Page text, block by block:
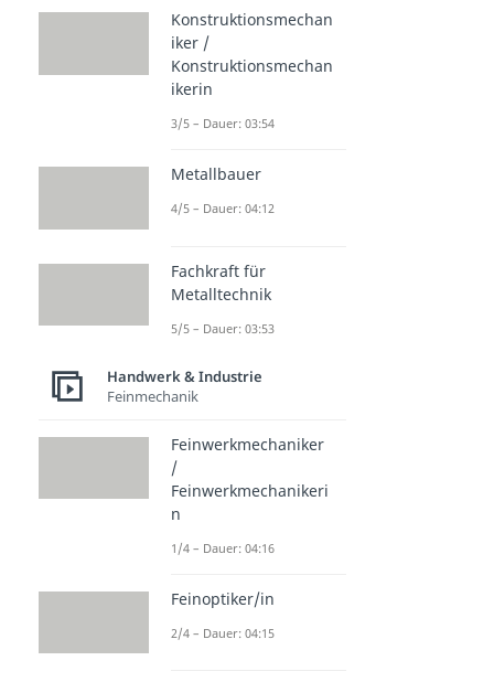
Konstruktionsmechan
iker /
Konstruktionsmechan
ikerin
3/5 – Dauer: 03:54
Metallbauer
4/5 – Dauer: 04:12
Fachkraft für
Metalltechnik
5/5 – Dauer: 03:53
Handwerk & Industrie
Feinmechanik
Feinwerkmechaniker
/
Feinwerkmechanikeri
n
1/4 – Dauer: 04:16
Feinoptiker/in
2/4 – Dauer: 04:15